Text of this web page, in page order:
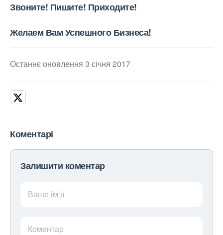
Звоните! Пишите! Приходите!
Желаем Вам Успешного Бизнеса!
Останнє оновлення 3 січня 2017
Коментарі
Залишити коментар
Ваше ім’я
Коментар